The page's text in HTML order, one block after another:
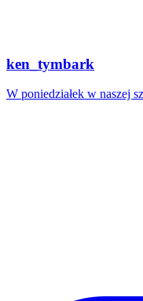
ken_tymbark
W poniedziałek w naszej